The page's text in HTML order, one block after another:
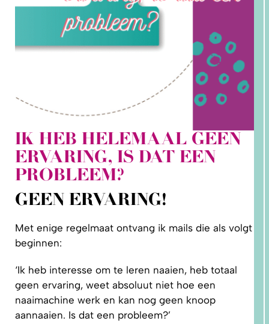
IK HEB HELEMAAL GEEN
ERVARING, IS DAT EEN
PROBLEEM?
GEEN ERVARING!
Met enige regelmaat ontvang ik mails die als volgt
beginnen:
‘Ik heb interesse om te leren naaien, heb totaal
geen ervaring, weet absoluut niet hoe een
naaimachine werk en kan nog geen knoop
aannaaien. Is dat een probleem?’
1.